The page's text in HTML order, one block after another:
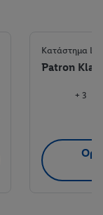
Κατάστημα
Patron
+ 3